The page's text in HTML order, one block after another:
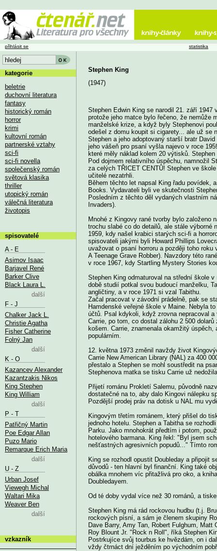
Stephen King
(1947)
Stephen Edwin King se narodil 21. září
protože jeho matce bylo řečeno, že nemůže
manželské krize, a když byly Stephenovi
odešel z domu koupit si cigarety... ale už se
Stephen a jeho adoptovaný starší bratr
jeho vášeň pro psaní vyšla najevo v roce
které měly náklad kolem 20 výtisků.
Pod dojmem relativního úspěchu, namnožil
za celých TŘICET CENTŮ! Stephen ve
učitelé nezatrhli.
Během těchto let napsal King řadu povídek,
Books. Vydavateli byli ve skutečnosti
Posledním z těchto děl vydaných vlastním
Invaders).
Mnohé z Kingovy rané tvorby bylo založeno
trochu slabé co do detailů, ale stále výborné
1959, kdy našel krabici starých sci-fi a
spisovateli jakými byli Howard Phillips
uvažovat o psaní horroru a později toho
A Teenage Grave Robber). Navzdory této
v roce 1967, kdy Startling Mystery Stories
Stephen King odmaturoval na střední škole
době studií potkal svou budoucí manželku,
angličtiny, a v roce 1971 si vzal Tabithu.
Začal pracovat v závodní prádelně, pak se
Hamdenské veřejné škole v Maine. Nebyla
účtů. Psal kdykoli, když zrovna nepracoval
Carrie, po tom, co dostal zálohu 2 500
košem. Carrie, znamenala okamžitý
populárním.
12. května 1973 změnil navždy život
Carrie New American Library (NAL) za 400
přestalo a Stephen se mohl soustředit na
Stephenova matka se tisku Carrie už
Přijetí románu Prokletí Salemu, původně
dostatečné na to, aby dalo Kingovi nálepku
Pozdější prodej práv na dotisk u NAL mu
Kingovým třetím románem, který přišel do
jednoho hotelu. Stephen a Tabitha se
Parku. Jako mnohokrát předtím i potom,
hotelového barmana. King řekl: "Byl jsem
nešťastných agresivních popudů..." Tímto
King se rozhodl opustit Doubleday a připojit
důvodů - ten hlavní byl finanční. King také
obálka mnohem víc přitažlivá pro oko, a
Doubledayem.
Od té doby vydal více než 30 románů, a
Stephen King má rád rockovou hudbu (t.j.
rockových písní, a sám je členem skupiny
Dave Barry, Amy Tan, Robert Fulghum,
Roy Blount Jr. "Rock n Roll", říká Stephen
Postrkujíce svůj tourbus ke hvězdám, on i
vždy čtrnáct dní ježděním po východním
přihlásit se statistika
kategorie
beletrie
duchovní literatura
fantasy
historický román
horror
krimi
kultovní román
partnerské vztahy
sci-fi
sci-fi novella
společenský román
světová klasika
thriller
utopický román
válečná literatura
životopis
spisovatelé
A - E
Asimov Isaac
Barjavel René
Barker Clive
Black Laura L.
další
F - J
Chalker Jack L.
Christie Agatha
Fisher Catherine
Folný Jan
další
K - O
Kazancev Alexander
Kazantzakis Nikos
King Stephen
King William
další
P - T
Patřičný Martin
Poe Edgar Allan
Puzo Mario
Remarque Erich Maria
další
U - Z
Urban Josef
Viewegh Michal
Waltari Mika
Weaver Ben
další
vzkazník